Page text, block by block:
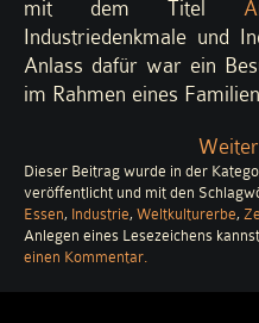
mit dem Titel
Industriedenkmale und
Anlass dafür war ein
im Rahmen eines
Dieser Beitrag wurde in der
veröffentlicht und mit den
Essen, Industrie, Weltkulturerbe,
Anlegen eines Lesezeichens
einen Kommentarzu
.